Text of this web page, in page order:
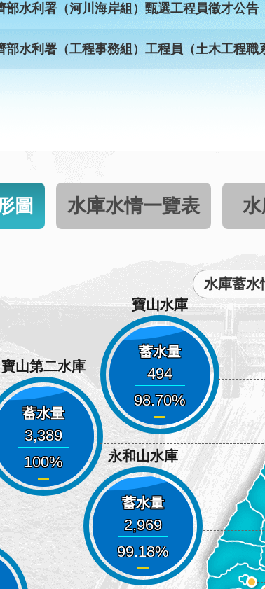
部水利署（河川海岸組）甄選工程員徵才公告
部水利署（工程事務組）工程員（土木工程職
圖 水庫水情一覽表
水庫蓄水
寶山水庫
蓄水量
494
98.70
寶山第二水庫
蓄水量
3,389
100
永和山水庫
蓄水量
2,969
99.18